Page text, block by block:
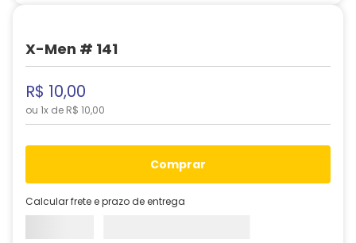
X-Men # 141
R$ 10,00
ou 1x de R$ 10,00
comprar
Calcular frete e prazo de entrega